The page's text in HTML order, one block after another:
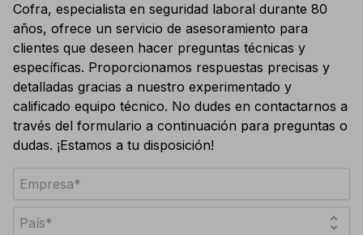
Cofra, especialista en seguridad laboral durante 80
años, ofrece un servicio de asesoramiento para
clientes que deseen hacer preguntas técnicas y
específicas. Proporcionamos respuestas precisas y
detalladas gracias a nuestro experimentado y
calificado equipo técnico. No dudes en contactarnos a
través del formulario a continuación para preguntas o
dudas. ¡Estamos a tu disposición!
País* unfold_more